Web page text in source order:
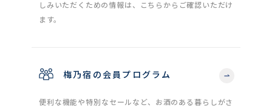
しみいただくための情報は、こちらからご確認いただけ
ます。
梅乃宿の会員プログラム
便利な機能や特別なセールなど、お酒のある暮らしがさ